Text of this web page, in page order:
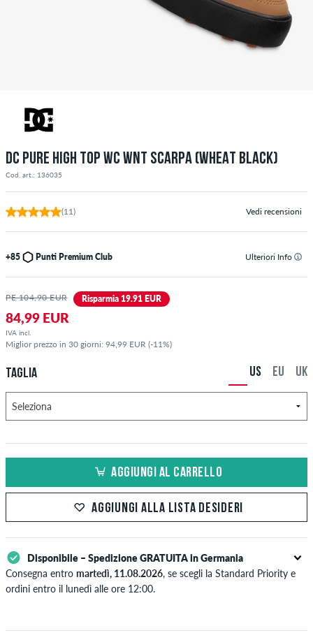
DC PURE HIGH TOP WC WNT SCARPA (WHEAT BLACK)
Cod. art.: 136035
(11) Vedi recensioni
+85 Punti Premium Club Ulteriori Info
PE 104,90 EUR Risparmia 19.91 EUR
84,99 EUR
IVA incl.
Miglior prezzo in 30 giorni: 94,99 EUR (-11%)
TAGLIA UK
EU
US
AGGIUNGI AL CARRELLO
AGGIUNGI ALLA LISTA DESIDERI
Disponibile – Spedizione GRATUITA in Germania
Consegna entro martedì, 11.08.2026, se scegli la Standard Priority e
ordini entro il lunedì alle ore 12:00.